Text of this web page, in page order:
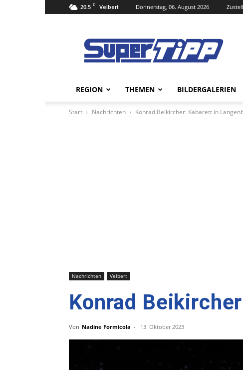
20.5 C Velbert Donnerstag, 06. August 2026
Tipp
Online
REGION THEMEN BILDERGALERIEN
Start Nachrichten Konrad Beikircher: Kabarett in
Nachrichten Velbert
Konrad
Von Nadine Formicola - 13. Oktober 2023